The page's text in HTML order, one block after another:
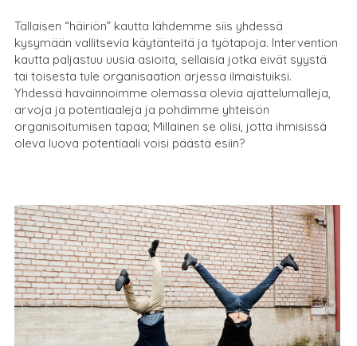
Tällaisen “häiriön” kautta lähdemme siis yhdessä
kysymään vallitsevia käytänteitä ja työtapoja. Intervention
kautta paljastuu uusia asioita, sellaisia jotka eivät syystä
tai toisesta tule organisaation arjessa ilmaistuiksi.
Yhdessä havainnoimme olemassa olevia ajattelumalleja,
arvoja ja potentiaaleja ja pohdimme yhteisön
organisoitumisen tapaa; Millainen se olisi, jotta ihmisissä
oleva luova potentiaali voisi päästä esiin?